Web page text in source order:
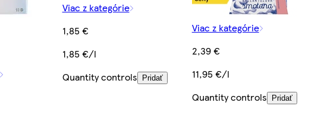
Viac z kategórie
1,85 €
1,85 €/l
Quantity controls
Pridať
Viac z kategórie
2,39 €
11,95 €/l
Quantity controls
Pridať